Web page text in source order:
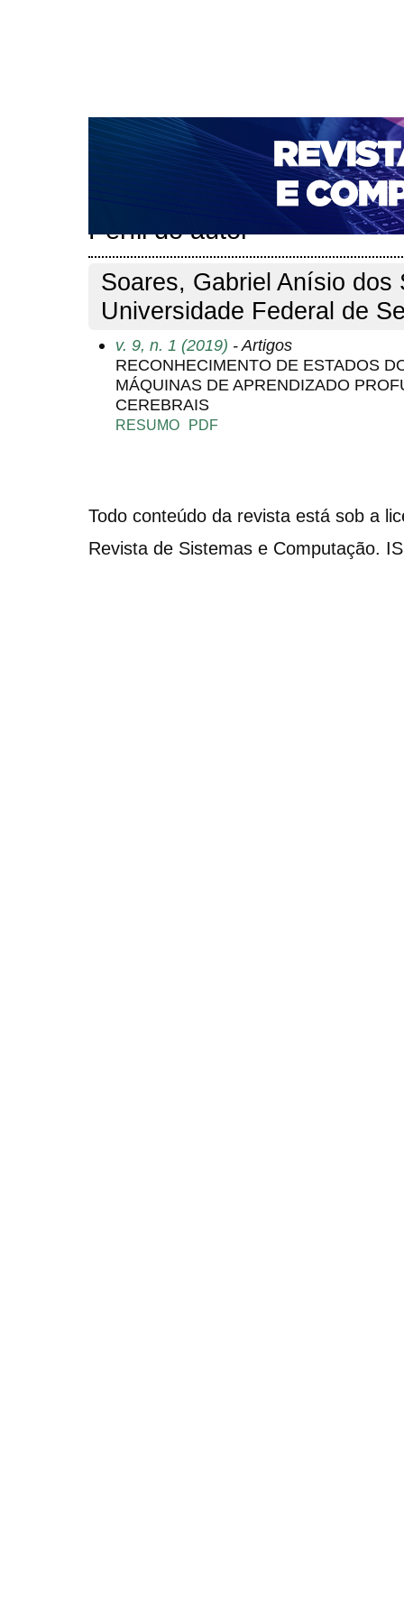
CAPA SOBRE ACESSO CADASTRO
NOTÍCIAS
PORTAL DE REVISTAS DA UNIFACS
PARA AVALIADORES
NOVA SUBMISSÃO
Perfil do autor
Soares, Gabriel Anísio dos
Universidade Federal de
v. 9, n. 1 (2019) - Artigos
RECONHECIMENTO DE ESTADOS
MÁQUINAS DE APRENDIZADO
CEREBRAIS
RESUMO PDF
Todo conteúdo da revista está sob a
Revista de Sistemas e Computação.